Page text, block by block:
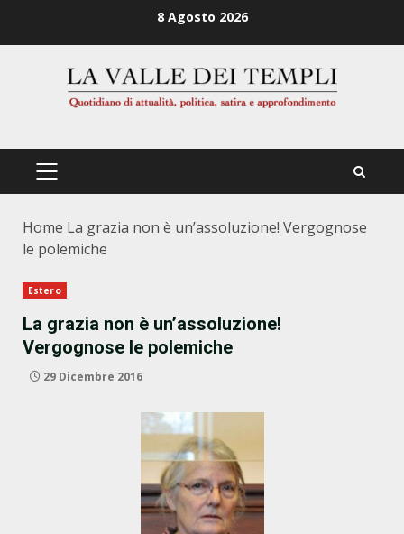
8 Agosto 2026
PRIMÄRES
Home La grazia non è un’assoluzione! Vergognose
le polemiche
Estero
La grazia non è un’assoluzione!
Vergognose le polemiche
29 Dicembre 2016